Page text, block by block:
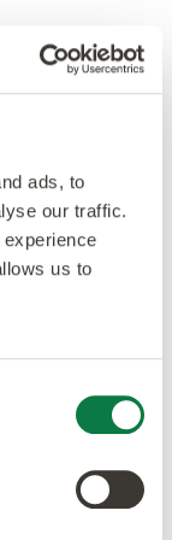
ads, to
our traffic.
us to
partir de
ortho-